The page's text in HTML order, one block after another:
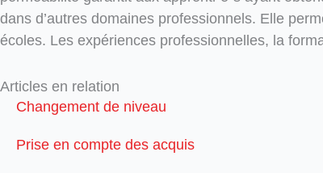
dans d’autres domaines professionnels. Elle
écoles. Les expériences professionnelles, la
Articles en relation
Changement de niveau
Prise en compte des acquis